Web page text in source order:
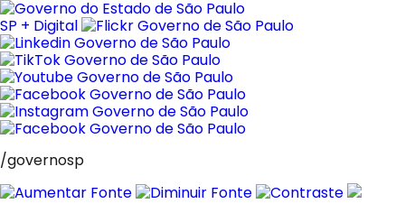
Pular
para
o
conteúdo
SP + Digital
/governosp